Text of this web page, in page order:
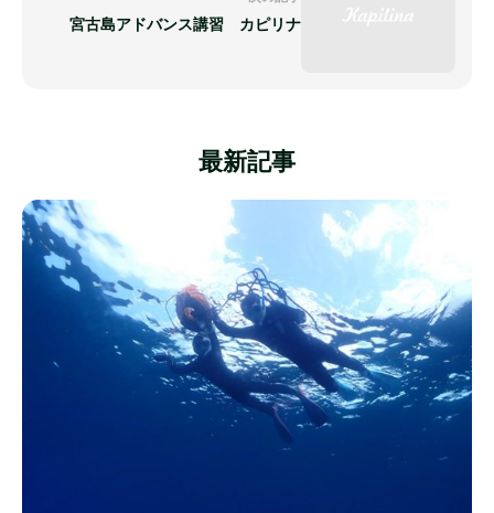
宮古島アドバンス講習 カピリナ
最新記事